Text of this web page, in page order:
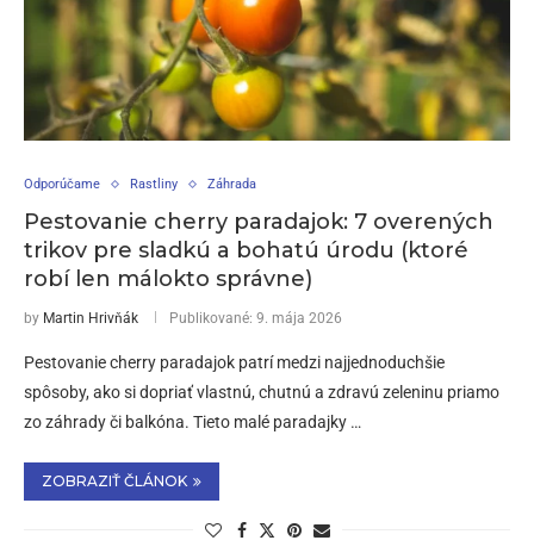
Odporúčame Rastliny Záhrada
Pestovanie cherry paradajok: 7 overených
trikov pre sladkú a bohatú úrodu (ktoré
robí len málokto správne)
by Martin Hrivňák Publikované: 9. mája 2026
Pestovanie cherry paradajok patrí medzi najjednoduchšie
spôsoby, ako si dopriať vlastnú, chutnú a zdravú zeleninu priamo
zo záhrady či balkóna. Tieto malé paradajky …
ZOBRAZIŤ ČLÁNOK